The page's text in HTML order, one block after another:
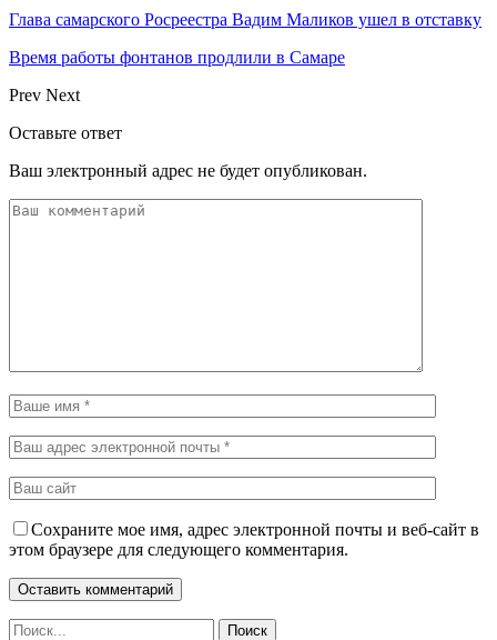
Глава самарского Росреестра Вадим Маликов ушел в отставку
Время работы фонтанов продлили в Самаре
Prev Next
Оставьте ответ
Ваш электронный адрес не будет опубликован.
Сохраните мое имя, адрес электронной почты и веб-сайт в
этом браузере для следующего комментария.